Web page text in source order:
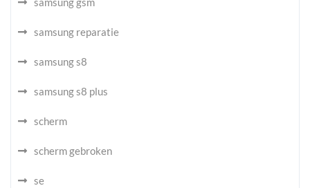
samsung reparatie
samsung s8
samsung s8 plus
scherm
scherm gebroken
se